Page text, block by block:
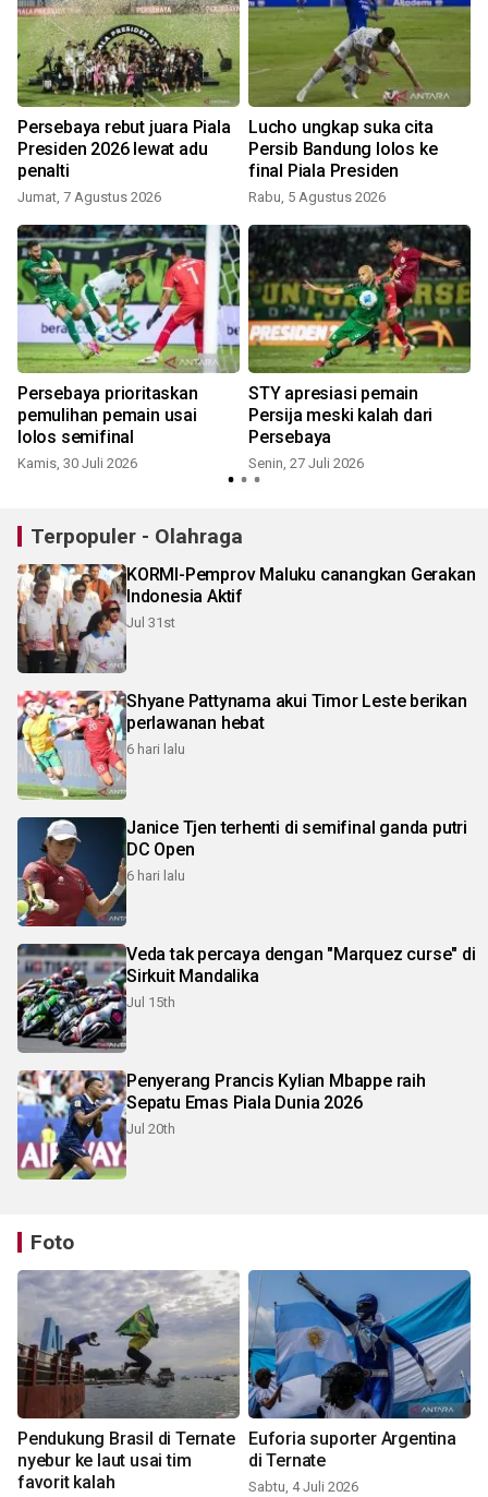
Persebaya rebut juara Piala
Presiden 2026 lewat adu
penalti
Jumat, 7 Agustus 2026
Lucho ungkap suka cita
Persib Bandung lolos ke
final Piala Presiden
Rabu, 5 Agustus 2026
Persebaya prioritaskan
pemulihan pemain usai
lolos semifinal
Kamis, 30 Juli 2026
STY apresiasi pemain
Persija meski kalah dari
Persebaya
Senin, 27 Juli 2026
Terpopuler - Olahraga
KORMI-Pemprov Maluku canangkan Gerakan
Indonesia Aktif
Jul 31st
Shyane Pattynama akui Timor Leste berikan
perlawanan hebat
6 hari lalu
Janice Tjen terhenti di semifinal ganda putri
DC Open
6 hari lalu
Veda tak percaya dengan "Marquez curse" di
Sirkuit Mandalika
Jul 15th
Penyerang Prancis Kylian Mbappe raih
Sepatu Emas Piala Dunia 2026
Jul 20th
Foto
Pendukung Brasil di Ternate
nyebur ke laut usai tim
favorit kalah
Euforia suporter Argentina
di Ternate
Sabtu, 4 Juli 2026